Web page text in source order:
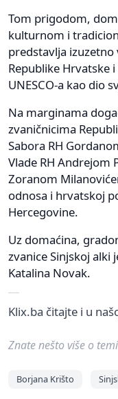
Tom prigodom,
kulturnom i
predstavlja
Republike Hrvatske
UNESCO-a kao dio
Na marginama
zvaničnicima
Sabora RH
Vlade RH Andrejom
Zoranom
odnosa i hrvatskoj
Hercegovine.
Uz domaćina,
zvanice Sinjskoj alki
Katalina Novak.
Klix.ba čitajte i u
Znate nešto više o
Borjana Krišto